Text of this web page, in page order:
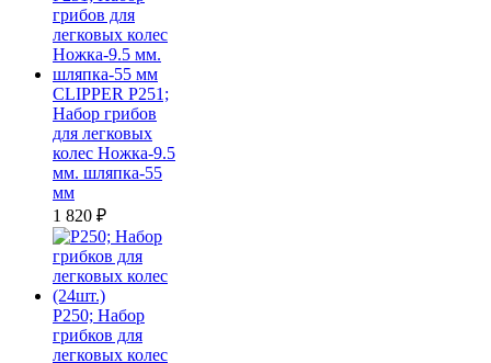
CLIPPER P251;
Набор грибов
для легковых
колес Ножка-9.5
мм. шляпка-55
мм
1 820 ₽
P250; Набор
грибков для
легковых колес